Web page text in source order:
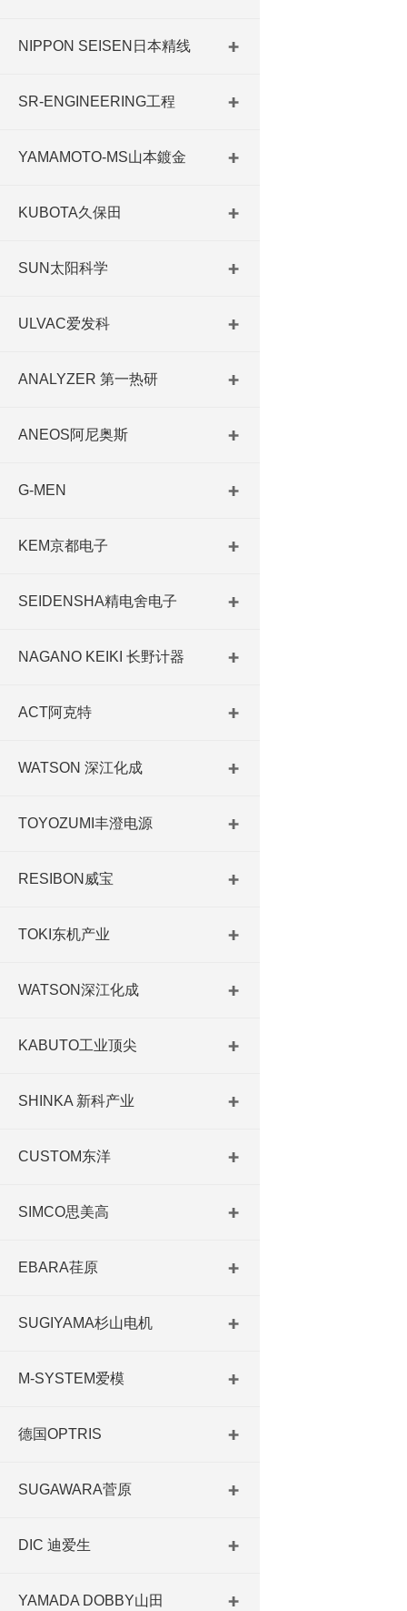
NIPPON SEISEN日本精线
SR-ENGINEERING工程
YAMAMOTO-MS山本鍍金
KUBOTA久保田
SUN太阳科学
ULVAC爱发科
ANALYZER 第一热研
ANEOS阿尼奥斯
G-MEN
KEM京都电子
SEIDENSHA精电舍电子
NAGANO KEIKI 长野计器
ACT阿克特
WATSON 深江化成
TOYOZUMI丰澄电源
RESIBON威宝
TOKI东机产业
WATSON深江化成
KABUTO工业顶尖
SHINKA 新科产业
CUSTOM东洋
SIMCO思美高
EBARA荏原
SUGIYAMA杉山电机
M-SYSTEM爱模
德国OPTRIS
SUGAWARA菅原
DIC 迪爱生
YAMADA DOBBY山田